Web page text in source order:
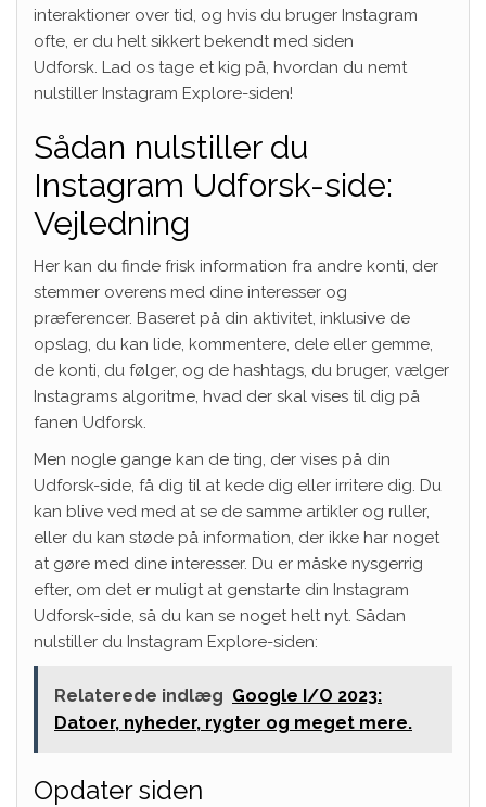
interaktioner over tid, og hvis du bruger Instagram
ofte, er du helt sikkert bekendt med siden
Udforsk. Lad os tage et kig på, hvordan du nemt
nulstiller Instagram Explore-siden!
Sådan nulstiller du
Instagram Udforsk-side:
Vejledning
Her kan du finde frisk information fra andre konti, der
stemmer overens med dine interesser og
præferencer. Baseret på din aktivitet, inklusive de
opslag, du kan lide, kommentere, dele eller gemme,
de konti, du følger, og de hashtags, du bruger, vælger
Instagrams algoritme, hvad der skal vises til dig på
fanen Udforsk.
Men nogle gange kan de ting, der vises på din
Udforsk-side, få dig til at kede dig eller irritere dig. Du
kan blive ved med at se de samme artikler og ruller,
eller du kan støde på information, der ikke har noget
at gøre med dine interesser. Du er måske nysgerrig
efter, om det er muligt at genstarte din Instagram
Udforsk-side, så du kan se noget helt nyt. Sådan
nulstiller du Instagram Explore-siden:
Relaterede indlæg Google I/O 2023:
Datoer, nyheder, rygter og meget mere.
Opdater siden